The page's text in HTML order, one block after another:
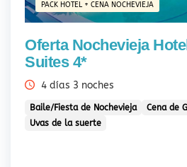
PACK HOTEL + CENA NOCHEVIEJA
Oferta Nochevieja
Suites 4*
4 días 3 noches
Baile/Fiesta de Nochevieja Cena de
Uvas de la suerte